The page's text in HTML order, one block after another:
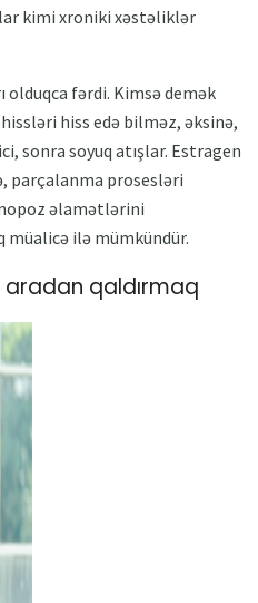
kimi xroniki xəstəliklər
fərdi. Kimsə demək
hiss edə bilməz, əksinə,
sonra soyuq atışlar. Estragen
parçalanma prosesləri
əlamətlərini
ilə mümkündür.
qaldırmaq